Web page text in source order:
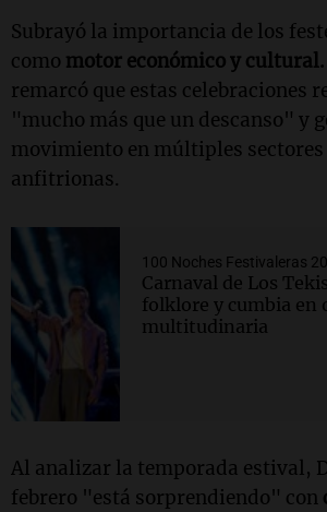
Subrayó la importancia de los
como motor económico y cultural.
remarcó que estas celebraciones
"mucho más que un descanso" y
movimiento en múltiples sectores
anfitrionas.
100 Noches Festivaleras
Carnaval de Los
folklore y cumbia en
multitudinaria
Al analizar la temporada estival,
febrero "está sorprendiendo" con